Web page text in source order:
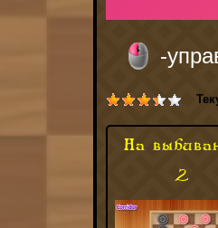
-
На
2